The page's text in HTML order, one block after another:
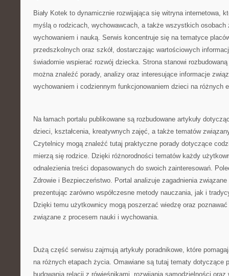
Biały Kotek to dynamicznie rozwijająca się witryna internetowa,
myślą o rodzicach, wychowawcach, a także wszystkich osobach
wychowaniem i nauką. Serwis koncentruje się na tematyce
przedszkolnych oraz szkół, dostarczając wartościowych
świadomie wspierać rozwój dziecka. Strona stanowi
można znaleźć porady, analizy oraz interesujące informacje
wychowaniem i codziennym funkcjonowaniem dzieci na różnych
Na łamach portalu publikowane są rozbudowane artykuły
dzieci, kształcenia, kreatywnych zajęć, a także tematów
Czytelnicy mogą znaleźć tutaj praktyczne porady dotyczące
mierzą się rodzice. Dzięki różnorodności tematów każdy
odnalezienia treści dopasowanych do swoich zainteresowań.
Zdrowie i Bezpieczeństwo. Portal analizuje zagadnienia
prezentując zarówno współczesne metody nauczania, jak i
Dzięki temu użytkownicy mogą poszerzać wiedzę oraz
związane z procesem nauki i wychowania.
Dużą część serwisu zajmują artykuły poradnikowe, które
na różnych etapach życia. Omawiane są tutaj tematy dotyczące
budowania relacji z rówieśnikami, rozwijania samodzielności